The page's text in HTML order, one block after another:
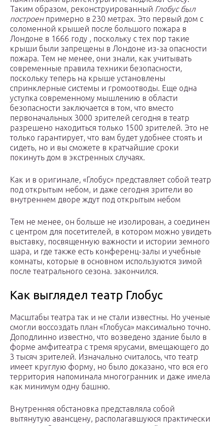
Таким образом, реконструированный Глобус был
построенпримерно в 230 метрах. Это первый дом с
соломенной крышей после большого пожара в
Лондоне в 1666 году , поскольку с тех пор такие
крыши были запрещены в Лондоне из-за опасности
пожара. Тем не менее, они знали, как учитывать
современные правила техники безопасности,
поскольку теперь на крыше установлены
спринклерные системы и громоотводы. Еще одна
уступка современному мышлению в области
безопасности заключается в том, что вместо
первоначальных 3000 зрителей сегодня в театр
разрешено находиться только 1500 зрителей. Это не
только гарантирует, что вам будет удобнее стоять и
сидеть, но и вы сможете в кратчайшие сроки
покинуть дом в экстренных случаях.
Как и в оригинале, «Глобус» представляет собой театр
под открытым небом, и даже сегодня зрители во
внутреннем дворе ждут под открытым небом
Тем не менее, он больше не изолирован, а соединен
с центром для посетителей, в котором можно увидеть
выставку, посвященную важности и истории земного
шара, и где также есть конференц-залы и учебные
комнаты, которые в основном используются зимой
после театрального сезона. закончился.
Как выглядел театр Глобус
Масштабы театра так и не стали известны. Но ученые
смогли воссоздать план «Глобуса» максимально точно.
Доподлинно известно, что возведено здание было в
форме амфитеатра с тремя ярусами, вмещающего до
3 тысяч зрителей. Изначально считалось, что театр
имеет круглую форму, но было доказано, что вся его
территория напоминала многогранник и даже имела
как минимум одну башню.
Внутренняя обстановка представляла собой
вытянутую авансцену, располагавшуюся практически